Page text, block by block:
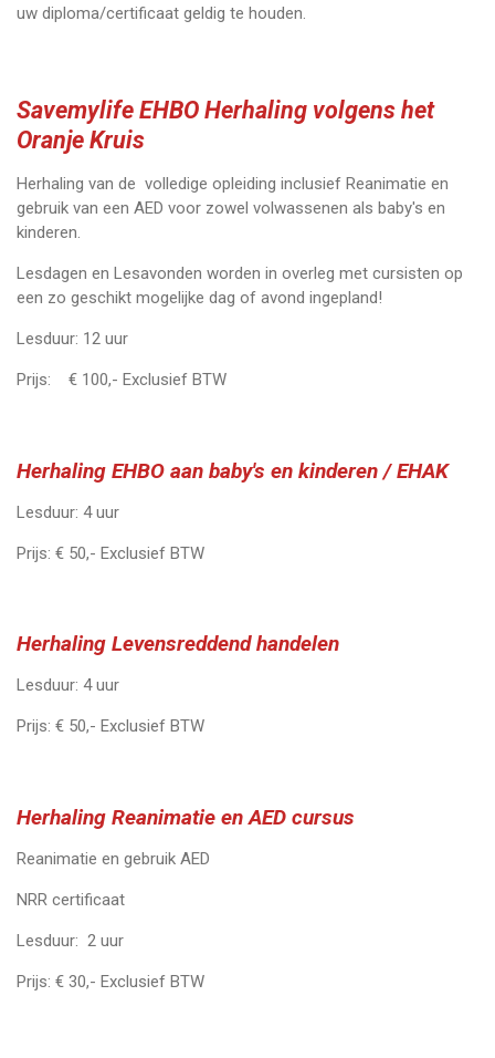
uw diploma/certificaat geldig te houden.
Savemylife EHBO Herhaling volgens het
Oranje Kruis
Herhaling van de volledige opleiding inclusief Reanimatie en
gebruik van een AED voor zowel volwassenen als baby's en
kinderen.
Lesdagen en Lesavonden worden in overleg met cursisten op
een zo geschikt mogelijke dag of avond ingepland!
Lesduur: 12 uur
Prijs: € 100,- Exclusief BTW
Herhaling EHBO aan baby's en kinderen / EHAK
Lesduur: 4 uur
Prijs: € 50,- Exclusief BTW
Herhaling Levensreddend handelen
Lesduur: 4 uur
Prijs: € 50,- Exclusief BTW
Herhaling Reanimatie en AED cursus
Reanimatie en gebruik AED
NRR certificaat
Lesduur: 2 uur
Prijs: € 30,- Exclusief BTW